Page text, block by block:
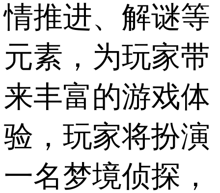
情推进、解谜等
元素，为玩家带
来丰富的游戏体
验，玩家将扮演
一名梦境侦探，